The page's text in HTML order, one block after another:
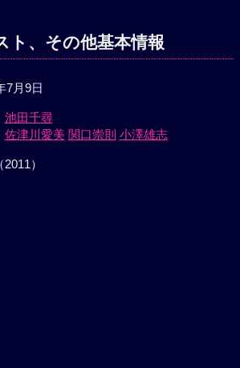
ト、その他基本情報
7月9日
池田千尋
佐津川愛美 関口崇則 小澤雄志
）